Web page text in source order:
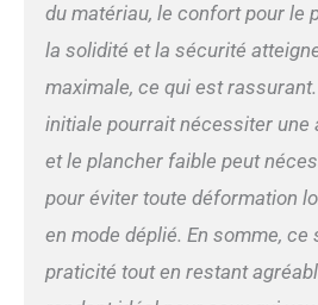
robuste
deux
livré avec
sécurité
attachée
pouvez
chat pour
ami chez
du matériau, le confort pour le
la solidité et la sécurité
maximale, ce qui est rassurant.
initiale pourrait nécessiter une
et le plancher faible peut
pour éviter toute déformation
en mode déplié. En somme,
praticité tout en restant